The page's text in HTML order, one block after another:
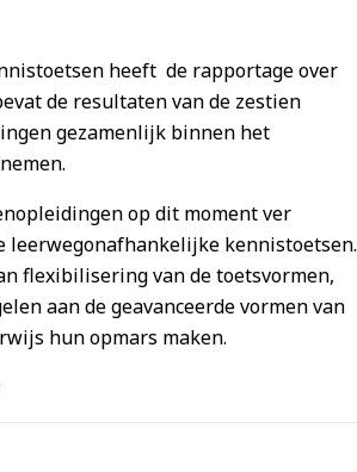
heeft de rapportage over
de resultaten van de zestien
gezamenlijk binnen het
op dit moment ver
leerwegonafhankelijke kennistoetsen.
flexibilisering van de toetsvormen,
aan de geavanceerde vormen van
hun opmars maken.